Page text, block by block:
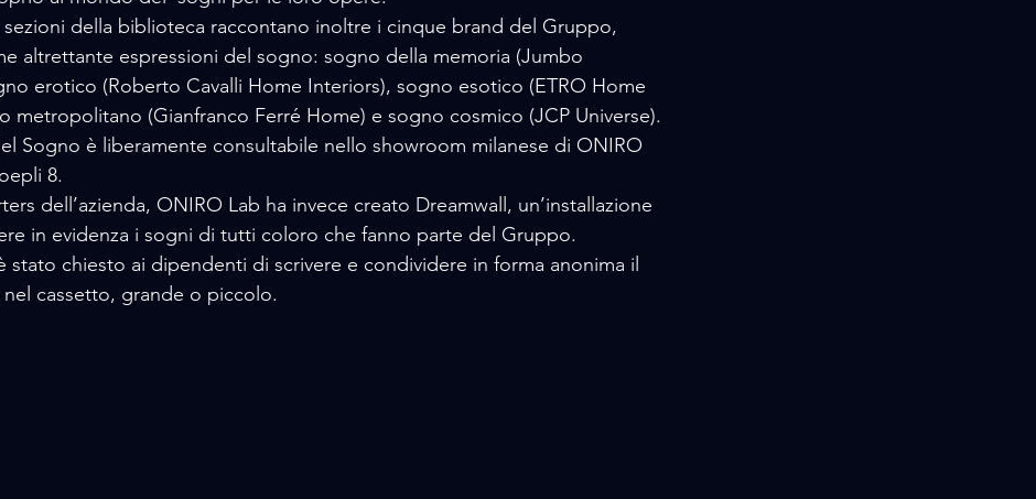
della biblioteca raccontano inoltre i cinque brand del Gruppo,
altrettante espressioni del sogno: sogno della memoria (Jumbo
erotico (Roberto Cavalli Home Interiors), sogno esotico (ETRO Home
metropolitano (Gianfranco Ferré Home) e sogno cosmico (JCP Universe).
8.
dell’azienda, ONIRO Lab ha invece creato Dreamwall, un’installazione
in evidenza i sogni di tutti coloro che fanno parte del Gruppo.
stato chiesto ai dipendenti di scrivere e condividere in forma anonima il
cassetto, grande o piccolo.